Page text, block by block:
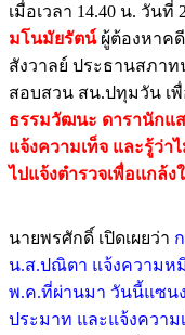
เมื่อเวลา​ 14.40 น.​ วัน
มโนมัยรัตน์​ ผู้ต้องหาค
สังวาลย์ ประธานสภา
สอบสวน สน.ปทุมวัน​ เพื่
ธรรมวัฒนะ​ ดารานักแ
แจ้งความเท็จ และรู้ว่า
ไปแจ้งตำรวจเพื่อแกล้
นายพรศักดิ์ เปิดเผยว่า
น.ส.ปณิตา แจ้งความห
พ.ค.ที่ผ่านมา วันนี้แซน
ประมาท และแจ้งความ